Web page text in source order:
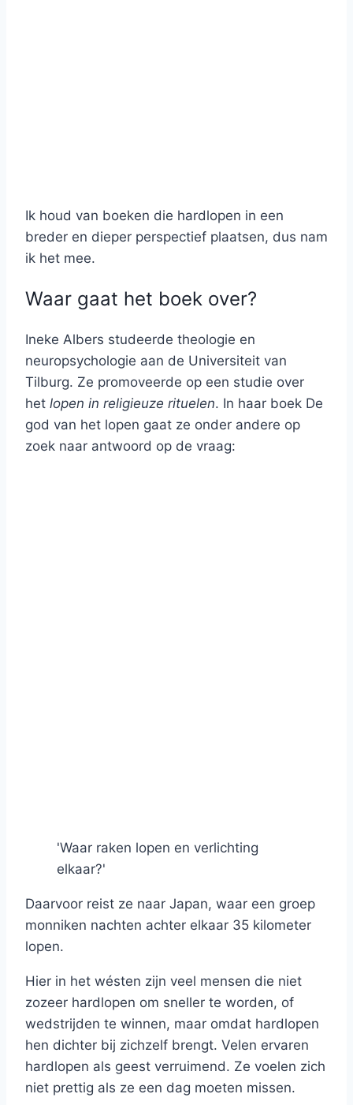
Ik houd van boeken die hardlopen in een
breder en dieper perspectief plaatsen, dus nam
ik het mee.
Waar gaat het boek over?
Ineke Albers studeerde theologie en
neuropsychologie aan de Universiteit van
Tilburg. Ze promoveerde op een studie over
het lopen in religieuze rituelen. In haar boek De
god van het lopen gaat ze onder andere op
zoek naar antwoord op de vraag:
'Waar raken lopen en verlichting
elkaar?'
Daarvoor reist ze naar Japan, waar een groep
monniken nachten achter elkaar 35 kilometer
lopen.
Hier in het wésten zijn veel mensen die niet
zozeer hardlopen om sneller te worden, of
wedstrijden te winnen, maar omdat hardlopen
hen dichter bij zichzelf brengt. Velen ervaren
hardlopen als geest verruimend. Ze voelen zich
niet prettig als ze een dag moeten missen.